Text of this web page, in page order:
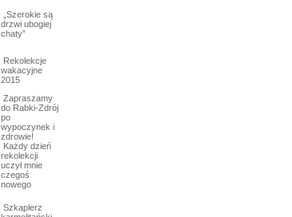
„Szerokie są
drzwi ubogiej
chaty”
Rekolekcje
wakacyjne
2015
Zapraszamy
do Rabki-Zdrój
po
wypoczynek i
zdrowie!
Każdy dzień
rekolekcji
uczył mnie
czegoś
nowego
Szkaplerz